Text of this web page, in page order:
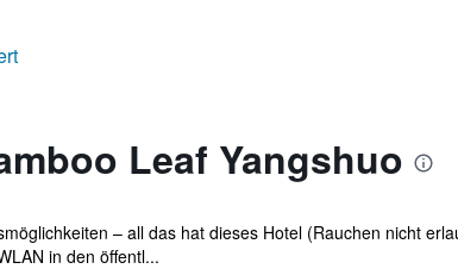
Leaf Yangshuo
– all das hat dieses Hotel (Rauchen nicht
in den öffentl...